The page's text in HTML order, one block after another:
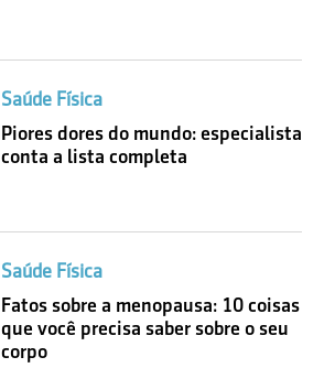
Saúde Física
Piores dores do mundo: especialista
conta a lista completa
Saúde Física
Fatos sobre a menopausa: 10 coisas
que você precisa saber sobre o seu
corpo